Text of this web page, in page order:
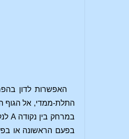
האפשרות לדון
התלת-ממדי, אל הגוף
בפעם הראשונה או